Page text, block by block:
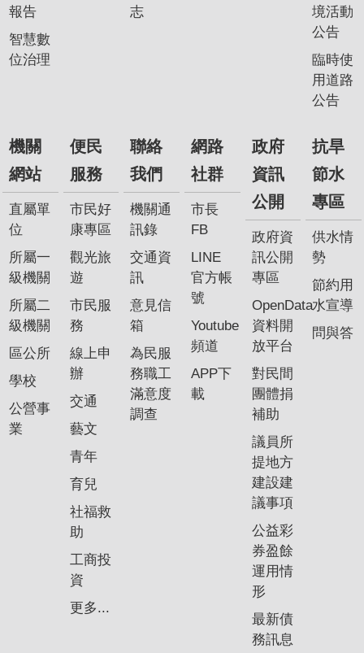
報告
智慧數
位治理
志
境活動
公告
臨時使
用道路
公告
機關
網站
直屬單
位
所屬一
級機關
所屬二
級機關
區公所
學校
公營事
業
便民
服務
市民好
康專區
觀光旅
遊
市民服
務
線上申
辦
交通
藝文
青年
育兒
社福救
助
工商投
資
更多...
聯絡
我們
機關通
訊錄
交通資
訊
意見信
箱
為民服
務職工
滿意度
調查
網路
社群
市長
FB
LINE
官方帳
號
Youtube
頻道
APP下
載
政府
資訊
公開
政府資
訊公開
專區
OpenData
資料開
放平台
對民間
團體捐
補助
議員所
提地方
建設建
議事項
公益彩
券盈餘
運用情
形
最新債
務訊息
抗旱
節水
專區
供水情
勢
節約用
水宣導
問與答